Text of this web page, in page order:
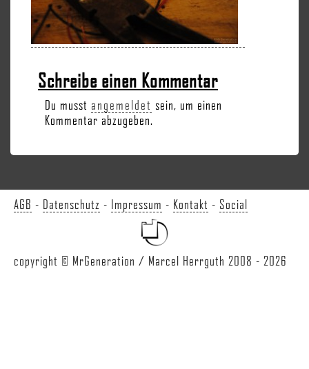
Schreibe einen Kommentar
Du musst angemeldet sein, um einen
Kommentar abzugeben.
AGB - Datenschutz - Impressum - Kontakt - Social
copyright © MrGeneration / Marcel Herrguth 2008 - 2026